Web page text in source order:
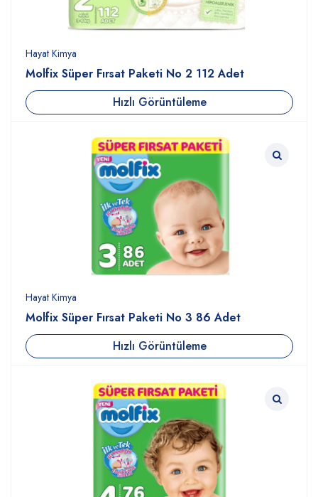
Hayat Kimya
Molfix Süper Fırsat Paketi No 2 112 Adet
Hızlı Görüntüleme
Hayat Kimya
Molfix Süper Fırsat Paketi No 3 86 Adet
Hızlı Görüntüleme